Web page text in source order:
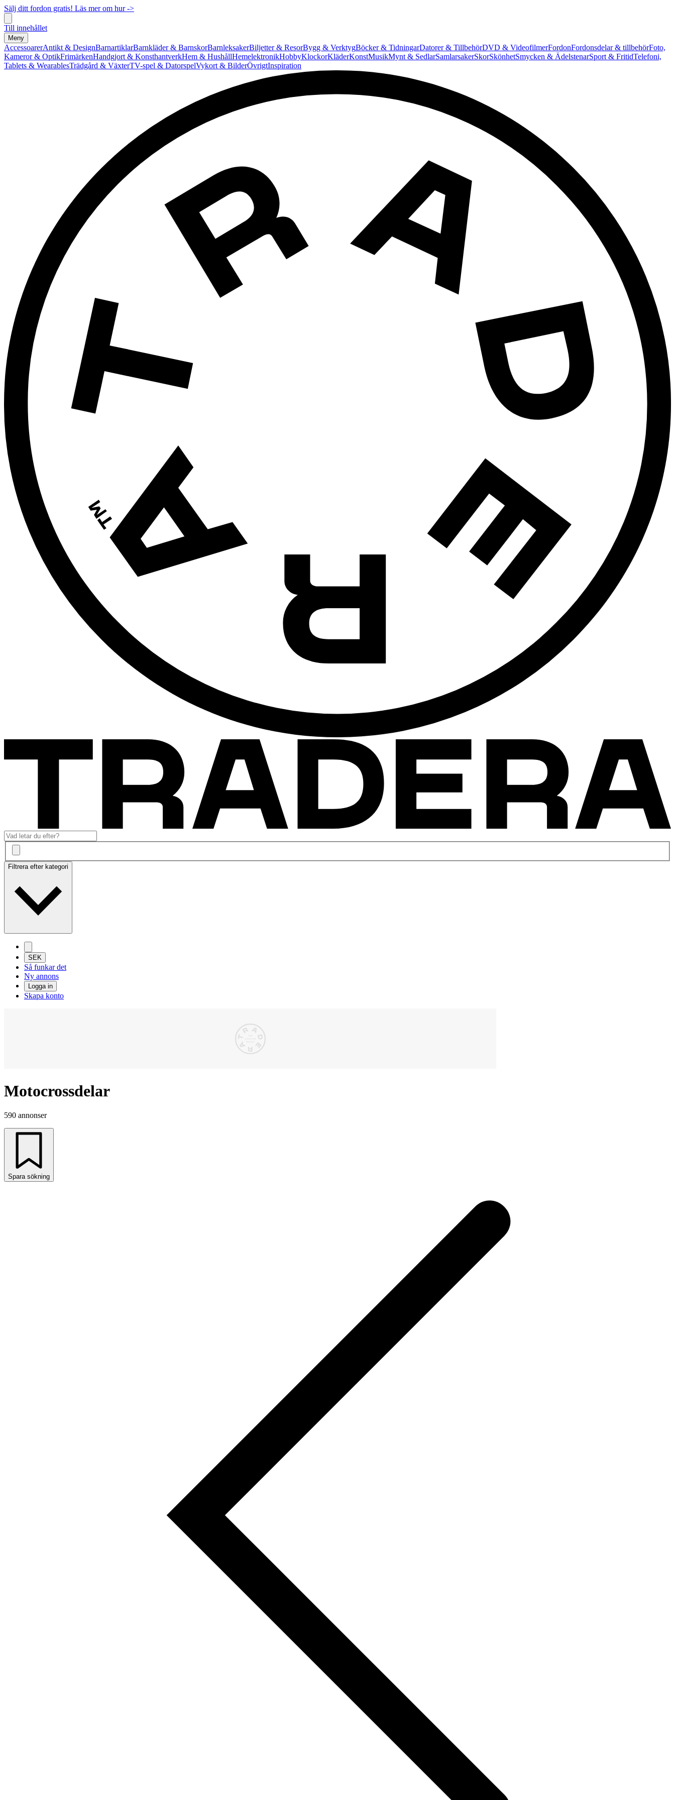
Sälj ditt fordon gratis! Läs mer om hur ->
Till innehållet
Meny
AccessoarerAntikt & DesignBarnartiklarBarnkläder & BarnskorBarnleksakerBiljetter & ResorBygg & VerktygBöcker & TidningarDatorer & TillbehörDVD & VideofilmerFordonFordonsdelar & tillbehörFoto,
Kameror & OptikFrimärkenHandgjort & KonsthantverkHem & HushållHemelektronikHobbyKlockorKläderKonstMusikMynt & SedlarSamlarsakerSkorSkönhetSmycken & ÄdelstenarSport & FritidTelefoni,
Tablets & WearablesTrädgård & VäxterTV-spel & DatorspelVykort & BilderÖvrigtInspiration
Filtrera efter kategori
SEK
Så funkar det
Ny annons
Logga in
Skapa konto
Motocrossdelar
590 annonser
Spara sökning